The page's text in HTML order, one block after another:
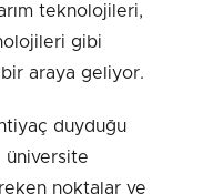
teknolojileri,
gibi
araya geliyor.
duyduğu
üniversite
noktalar ve